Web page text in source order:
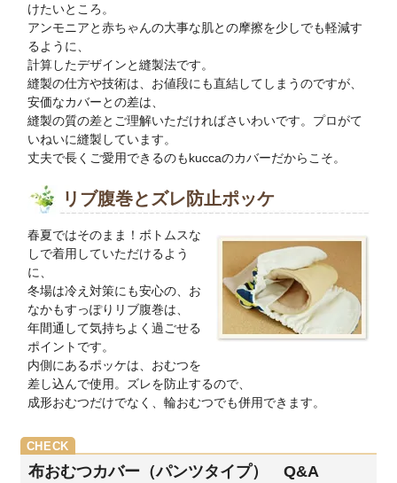
けたいところ。
アンモニアと赤ちゃんの大事な肌との摩擦を少しでも軽減す
るように、
計算したデザインと縫製法です。
縫製の仕方や技術は、お値段にも直結してしまうのですが、
安価なカバーとの差は、
縫製の質の差とご理解いただければさいわいです。プロがて
いねいに縫製しています。
丈夫で長くご愛用できるのもkuccaのカバーだからこそ。
リブ腹巻とズレ防止ポッケ
春夏ではそのまま！ボトムスな
しで着用していただけるよう
に、
冬場は冷え対策にも安心の、お
なかもすっぽりリブ腹巻は、
年間通して気持ちよく過ごせる
ポイントです。
内側にあるポッケは、おむつを
差し込んで使用。ズレを防止するので、
成形おむつだけでなく、輪おむつでも併用できます。
布おむつカバー（パンツタイプ） Q&A